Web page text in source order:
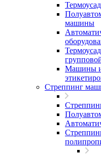
машины
Машины и
Стреппинг